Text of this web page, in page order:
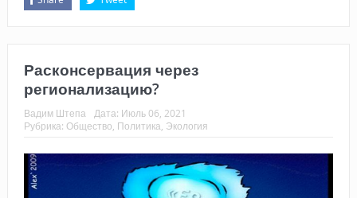
Расконсервация через
регионализацию?
Вадим Штепа Дата: Июль 06, 2021
Рубрика: Общество Политика Экология